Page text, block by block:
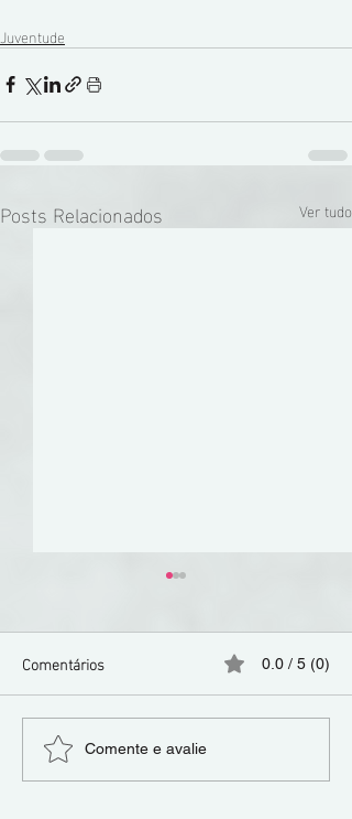
Juventude
Posts Relacionados Ver tudo
Oportunidades de
Comentários 0.0 / 5 (0)
Comente e avalie